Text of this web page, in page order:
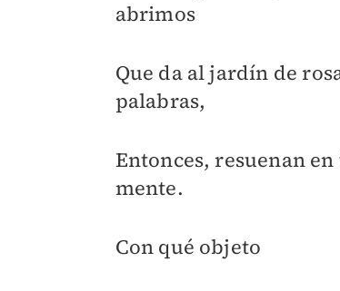
abrimos
Que da al jardín de
palabras,
Entonces, resuenan en
mente.
Con qué objeto